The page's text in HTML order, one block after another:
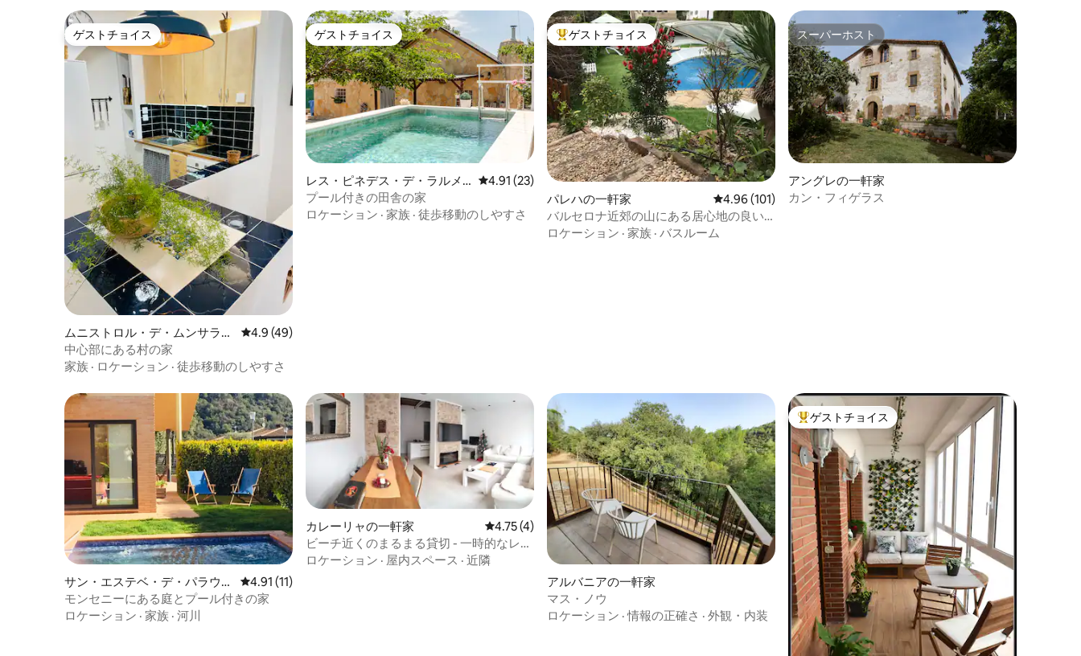
ライバシーを提供します。 アパートには
次のものがあります。 Wi-Fi AACC 暖房
プラズマテレビ すべての家電。 料金には
以下も含まれています： ルームサービス
ランドリー。 アイロンサービス。 バーキ
ャビネット。 建物内の駐車場。 ウェルカ
ムバスケット。 （URL非表示）地下鉄の
タイミング： （URL非表示）ブルーライ
ン（L -5（URL非表示）サグラダファミリ
アから： パセオ・デ・グラシア：地下鉄2
駅（4 ～6分） サンツ・エスタシオ（URL
非表示）地下鉄駅（10 ～12分） （URL非
表示）紫色ライン（L-2（URL非表示）サ
グラダファミリアから： ランブレス
（URL非表示）地下鉄駅（6 ～8分） パラ
レル・モンジュイック：地下鉄6番線（10
～12分） （URL非表示）イエローライン
（L-4（URL非表示）ヴェルダゲル駅： ゴ
ティック地区（URL非表示）地下鉄4号線
（8 ～10分） バルセロナビーチ：地下鉄5
番線（10 ～12分）
テレビ、全体に現代的なデザイン要素が
あります。 アメニティ： •階下のカフェで
のスペイン風朝食付き •ラウンジにエアコ
ン •エレベーター •高速Wi-Fi •お荷物預か
りサービス付きのドアマン付きの建物 •敷
地内駐車場が利用可能（€20/日） •自宅の
すべての利便性（ヘアドライヤー、アイ
ロン台、コーヒーメーカーなど） •ルーム
サービスあり •ご要望に応じてベビーベッ
ドとおもちゃをご提供 •さらにワイン1本
と湧き水をご用意しております。無料で
す！
ゲストチョイス
ゲストチョイス
ムニストロル・デ・ムンサラー
トの一軒家
レビュー49件、5つ星中4.9つ星の平均評価
4.9 (49)
中心部にある村の家
家族 · ロケーション · 徒歩移動のしやすさ
ゲストチョイス
ゲストチョイス
レス・ピネデス・デ・ラルメ
ンゴルの一軒家
レビュー23件、5つ星中4.91つ星の平均評価
4.91 (23)
プール付きの田舎の家
ロケーション · 家族 · 徒歩移動のしやすさ
大好評のゲストチョイスです。
ゲストチョイス
パレハの一軒家 レビュー101件、5つ星中4.96つ星の平均評価
4.96 (101)
バルセロナ近郊の山にある居心地の良い
家
ロケーション · 家族 · バスルーム
スーパーホスト
スーパーホスト
アングレの一軒家
カン・フィゲラス
サン・エステベ・デ・パラウト
ルデラの一軒家
レビュー11件、5つ星中4.91つ星の平均評価
4.91 (11)
モンセニーにある庭とプール付きの家
ロケーション · 家族 · 河川
カレーリャの一軒家 レビュー4件、5つ星中4.75つ星の平均評価
4.75 (4)
ビーチ近くのまるまる貸切 - 一時的なレン
タル
ロケーション · 屋内スペース · 近隣
アルバニアの一軒家
マス・ノウ
ロケーション ·情報の正確さ · 外観・内装
大好評のゲストチョイスです。
ゲストチョイス